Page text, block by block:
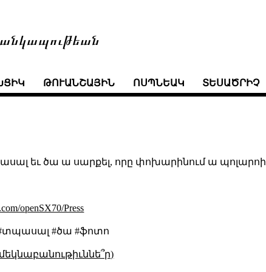
ԹՈՒԱՆՇԱՅԻՆ ՈՍՊՆԵԱԿ ՏԵՍԱԾՐԻՉ
եւ ծա ա սարքել, որը փոխարինում ա
openSX70/Press
#ծա #ֆոտո